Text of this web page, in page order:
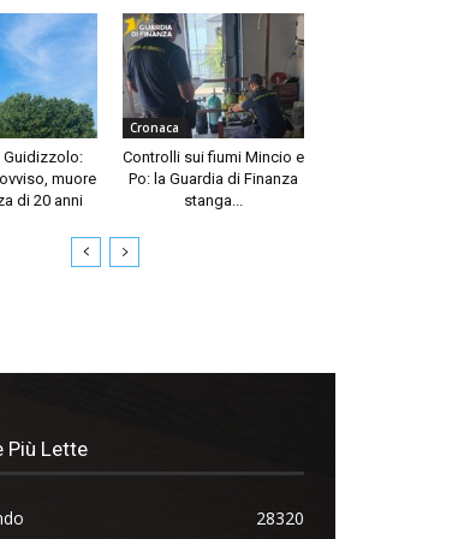
Guidizzolo:
muore
di 20 anni
Cronaca
Controlli sui fiumi Mincio e
Po: la Guardia di Finanza
stanga...
Più Lette
28320